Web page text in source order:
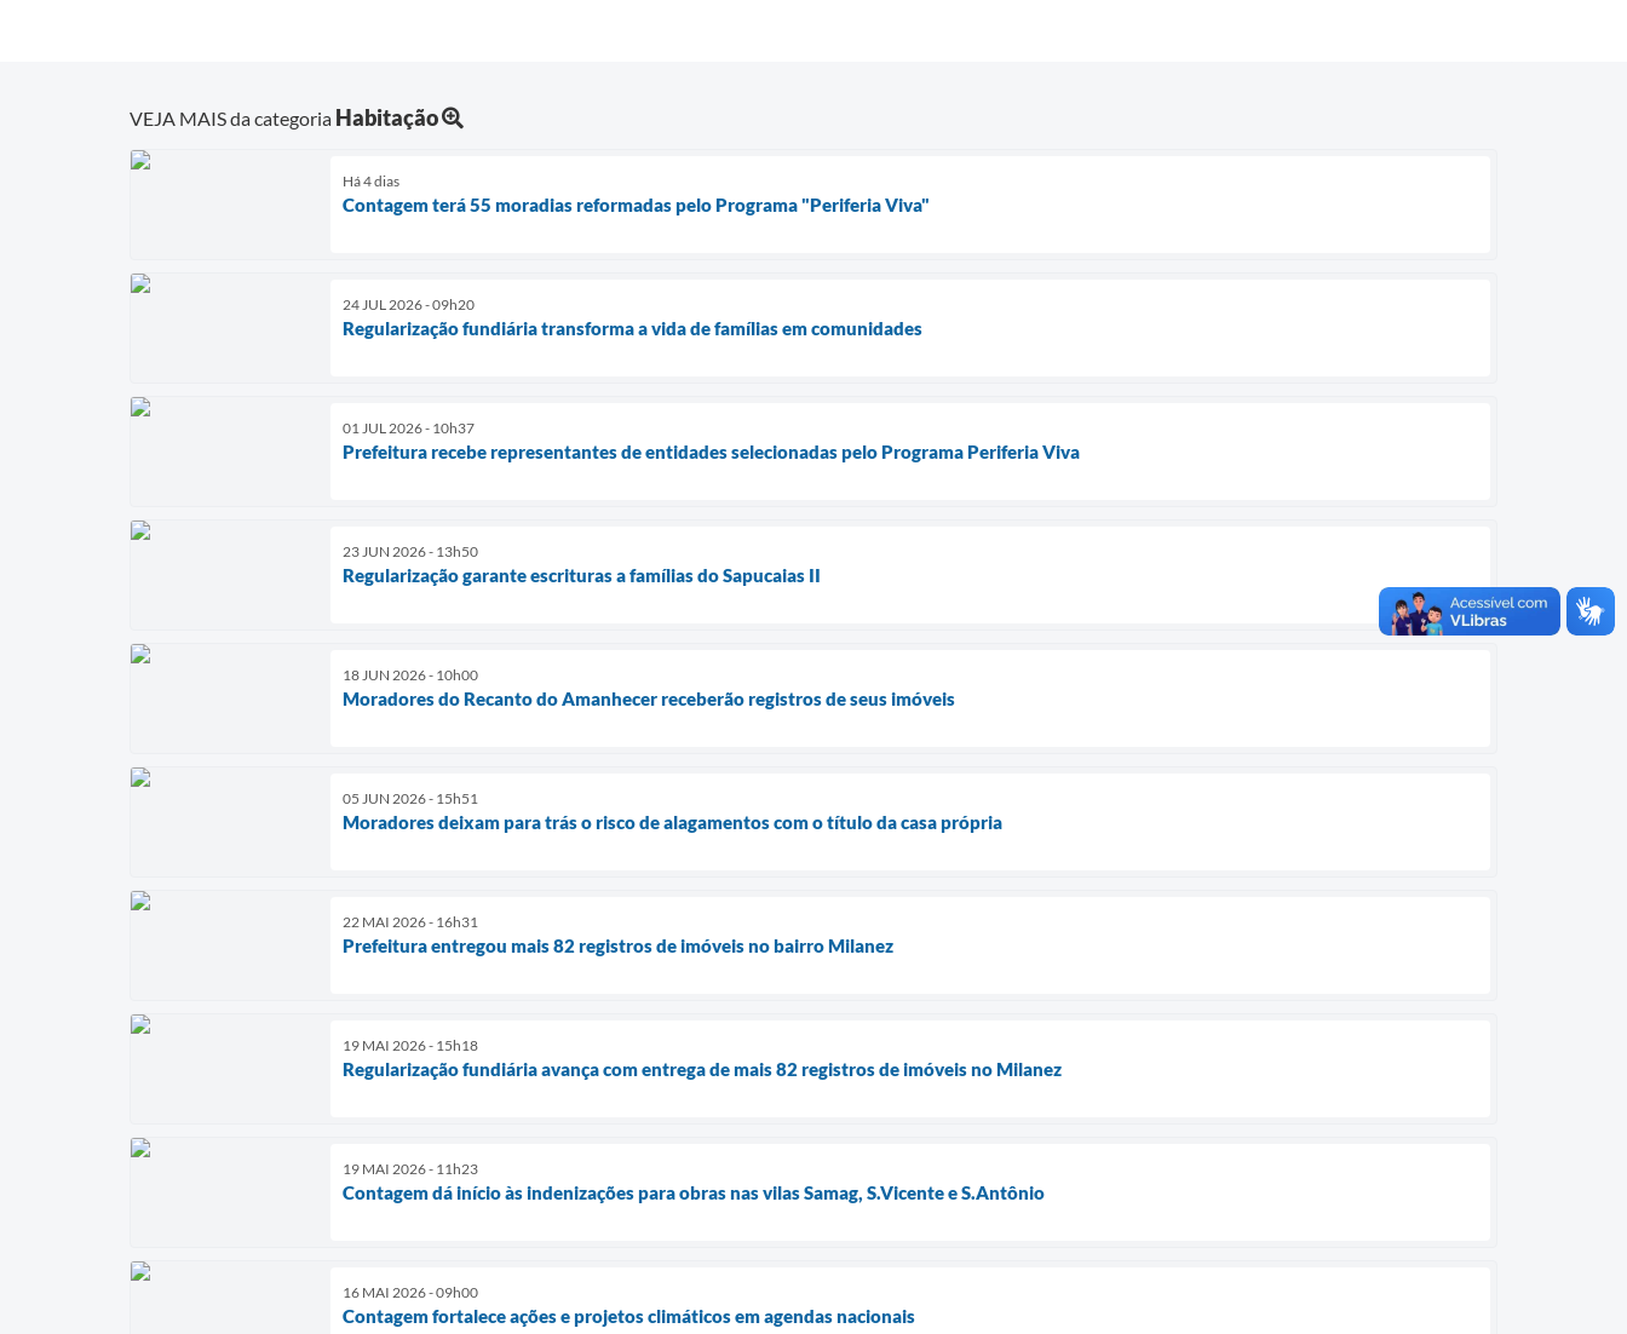
VEJA MAIS da categoria Habitação
Há 4 dias
Contagem terá 55 moradias reformadas pelo Programa "Periferia Viva"
24 JUL 2026 - 09h20
Regularização fundiária transforma a vida de famílias em comunidades
01 JUL 2026 - 10h37
Prefeitura recebe representantes de entidades selecionadas pelo Programa Periferia Viva
23 JUN 2026 - 13h50
Regularização garante escrituras a famílias do Sapucaias II
18 JUN 2026 - 10h00
Moradores do Recanto do Amanhecer receberão registros de seus imóveis
05 JUN 2026 - 15h51
Moradores deixam para trás o risco de alagamentos com o título da casa própria
22 MAI 2026 - 16h31
Prefeitura entregou mais 82 registros de imóveis no bairro Milanez
19 MAI 2026 - 15h18
Regularização fundiária avança com entrega de mais 82 registros de imóveis no Milanez
19 MAI 2026 - 11h23
Contagem dá início às indenizações para obras nas vilas Samag, S.Vicente e S.Antônio
16 MAI 2026 - 09h00
Contagem fortalece ações e projetos climáticos em agendas nacionais